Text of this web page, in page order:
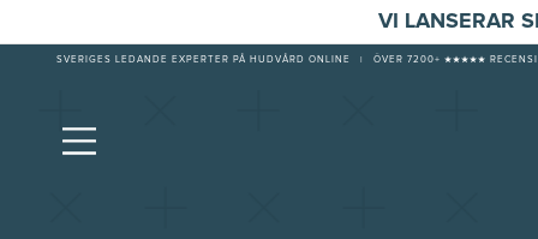
VI LANSERAR
SVERIGES LEDANDE EXPERTER PÅ HUDVÅRD ONLINE ÖVER 7200+ ★★★★★